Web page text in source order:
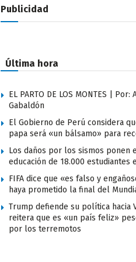
Publicidad
Última hora
EL PARTO DE LOS MONTES |
Gabaldón
El Gobierno de Perú considera
papa será «un bálsamo» para
Los daños por los sismos ponen
educación de 18.000 estudiantes
FIFA dice que «es falso y
haya prometido la final del
Trump defiende su política hacia
reitera que es «un país feliz»
por los terremotos